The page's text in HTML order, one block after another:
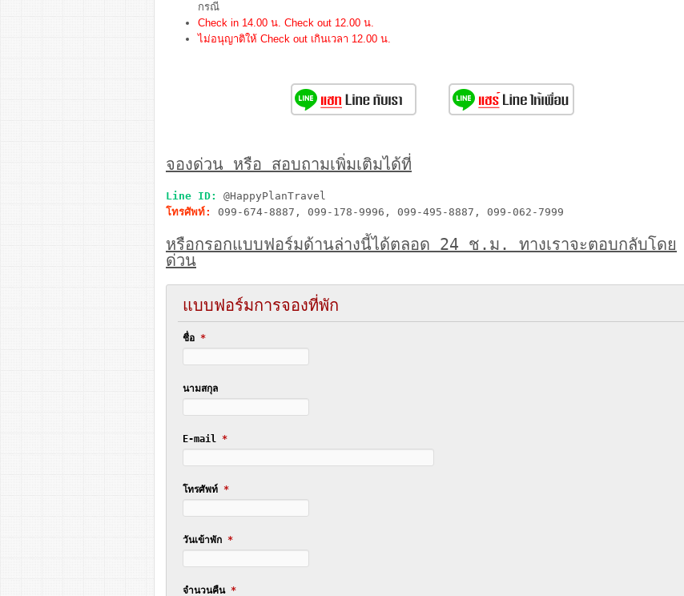
กรณี
Check in 14.00 น. Check out 12.00 น.
ไม่อนุญาติให้ Check out เกินเวลา 12.00 น.
จองด่วน หรือ สอบถามเพิ่มเติมได้ที่
Line ID:
@HappyPlanTravel
โทรศัพท์:
099-674-8887, 099-178-9996, 099-495-8887, 099-062-7999
หรือกรอกแบบฟอร์มด้านล่างนี้ได้ตลอด 24 ช.ม. ทางเราจะตอบกลับโดย
ด่วน
แบบฟอร์มการจองที่พัก
ชื่อ*
นามสกุล
E-mail*
โทรศัพท์*
วันเข้าพัก*
จำนวนคืน*